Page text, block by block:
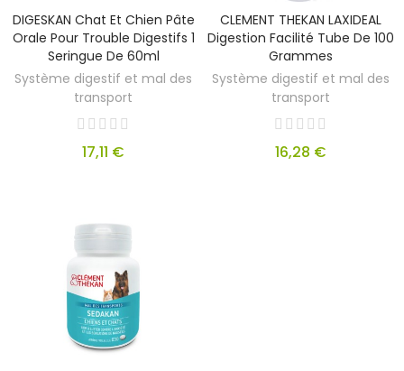
DIGESKAN Chat Et Chien Pâte
Orale Pour Trouble Digestifs 1
Seringue De 60ml
Système digestif et mal des
transport
17,11 €
CLEMENT THEKAN LAXIDEAL
Digestion Facilité Tube De 100
Grammes
Système digestif et mal des
transport
16,28 €